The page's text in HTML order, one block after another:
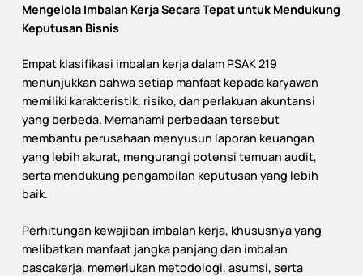
Mengelola Imbalan Kerja Secara Tepat untuk Mendukung
Keputusan Bisnis
Empat klasifikasi imbalan kerja dalam PSAK 219
menunjukkan bahwa setiap manfaat kepada karyawan
memiliki karakteristik, risiko, dan perlakuan akuntansi
yang berbeda. Memahami perbedaan tersebut
membantu perusahaan menyusun laporan keuangan
yang lebih akurat, mengurangi potensi temuan audit,
serta mendukung pengambilan keputusan yang lebih
baik.
Perhitungan kewajiban imbalan kerja, khususnya yang
melibatkan manfaat jangka panjang dan imbalan
pascakerja, memerlukan metodologi, asumsi, serta